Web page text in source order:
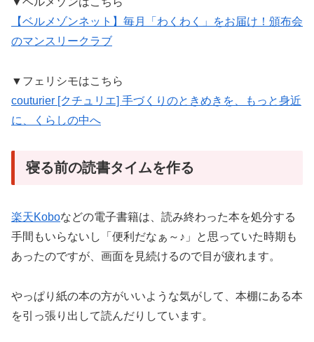
【ベルメゾンネット】毎月「わくわく」をお届け！頒布会
のマンスリークラブ
▼フェリシモはこちら
couturier [クチュリエ] 手づくりのときめきを、もっと身近
に、くらしの中へ
寝る前の読書タイムを作る
楽天Koboなどの電子書籍は、読み終わった本を処分する
手間もいらないし「便利だなぁ～♪」と思っていた時期も
あったのですが、画面を見続けるので目が疲れます。
やっぱり紙の本の方がいいような気がして、本棚にある本
を引っ張り出して読んだりしています。